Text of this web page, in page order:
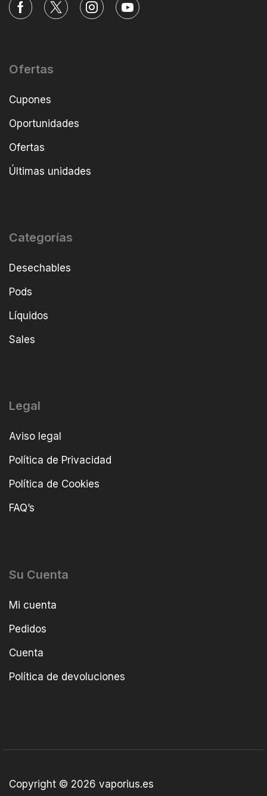
Ofertas
Cupones
Oportunidades
Ofertas
Últimas unidades
Categorías
Desechables
Pods
Líquidos
Sales
Legal
Aviso legal
Política de Privacidad
Política de Cookies
FAQ’s
Su Cuenta
Mi cuenta
Pedidos
Cuenta
Política de devoluciones
Copyright © 2026 vaporius.es